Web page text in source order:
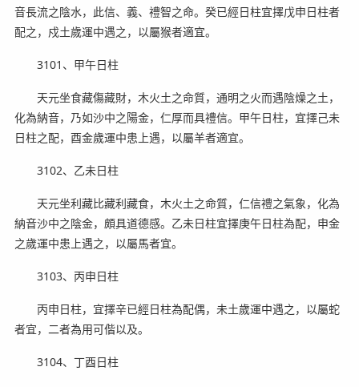
音長流之陰水，此信、義、禮智之命。癸已經日柱宜擇戊申日柱者
配之，戍土歲運中遇之，以屬猴者適宜。
3101、甲午日柱
天元坐食藏傷藏財，木火土之命質，通明之火而遇陰燥之土，
化為納音，乃如沙中之陽金，仁厚而具禮信。甲午日柱，宜擇己未
日柱之配，酉金歲運中患上遇，以屬羊者適宜。
3102、乙未日柱
天元坐利藏比藏利藏食，木火土之命質，仁信禮之氣象，化為
納音沙中之陰金，頗具道德感。乙未日柱宜擇庚午日柱為配，申金
之歲運中患上遇之，以屬馬者宜。
3103、丙申日柱
丙申日柱，宜擇辛已經日柱為配偶，未土歲運中遇之，以屬蛇
者宜，二者為用可偕以及。
3104、丁酉日柱